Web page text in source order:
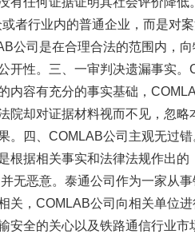
者行业内的普通企业，而是对
公司是在合理合法的范围内，
开性。三、一审判决遗漏事实
内容有充分的事实基础，
院却对证据材料视而不见，忽略
。四、COMLAB公司主观无过
根据相关事实和法律法规作出的
无恶意。泰通公司作为一家从
关，COMLAB公司向相关单位
安全的关心以及铁路通信行业